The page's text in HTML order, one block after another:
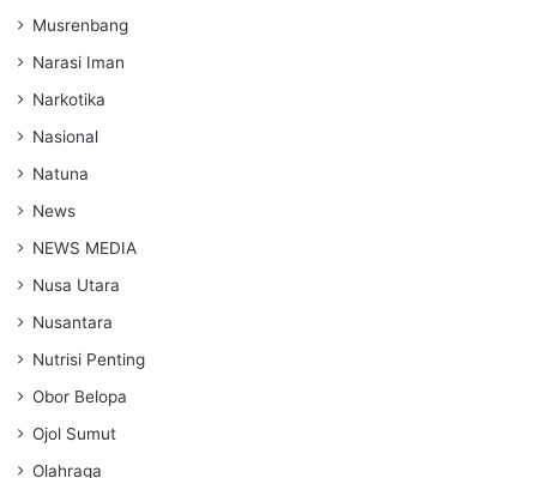
Musrenbang
Narasi Iman
Narkotika
Nasional
Natuna
News
NEWS MEDIA
Nusa Utara
Nusantara
Nutrisi Penting
Obor Belopa
Ojol Sumut
Olahraga